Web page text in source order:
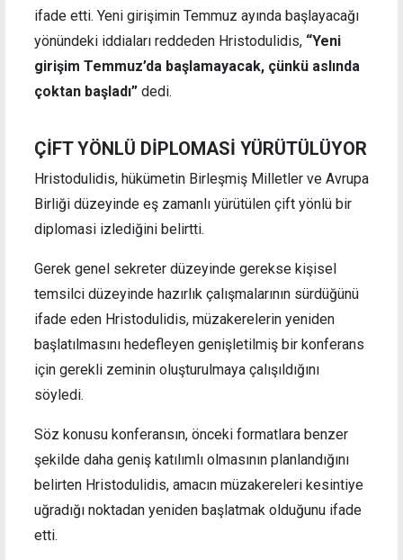
ifade etti. Yeni girişimin Temmuz ayında başlayacağı
yönündeki iddiaları reddeden Hristodulidis, “Yeni
girişim Temmuz’da başlamayacak, çünkü aslında
çoktan başladı” dedi.
ÇİFT YÖNLÜ DİPLOMASİ YÜRÜTÜLÜYOR
Hristodulidis, hükümetin Birleşmiş Milletler ve Avrupa
Birliği düzeyinde eş zamanlı yürütülen çift yönlü bir
diplomasi izlediğini belirtti.
Gerek genel sekreter düzeyinde gerekse kişisel
temsilci düzeyinde hazırlık çalışmalarının sürdüğünü
ifade eden Hristodulidis, müzakerelerin yeniden
başlatılmasını hedefleyen genişletilmiş bir konferans
için gerekli zeminin oluşturulmaya çalışıldığını
söyledi.
Söz konusu konferansın, önceki formatlara benzer
şekilde daha geniş katılımlı olmasının planlandığını
belirten Hristodulidis, amacın müzakereleri kesintiye
uğradığı noktadan yeniden başlatmak olduğunu ifade
etti.